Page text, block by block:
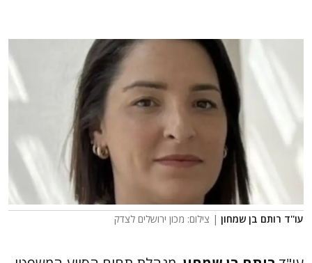
עו''ד רותם בן שמחון | צילום: מכון ירושלים לצדק